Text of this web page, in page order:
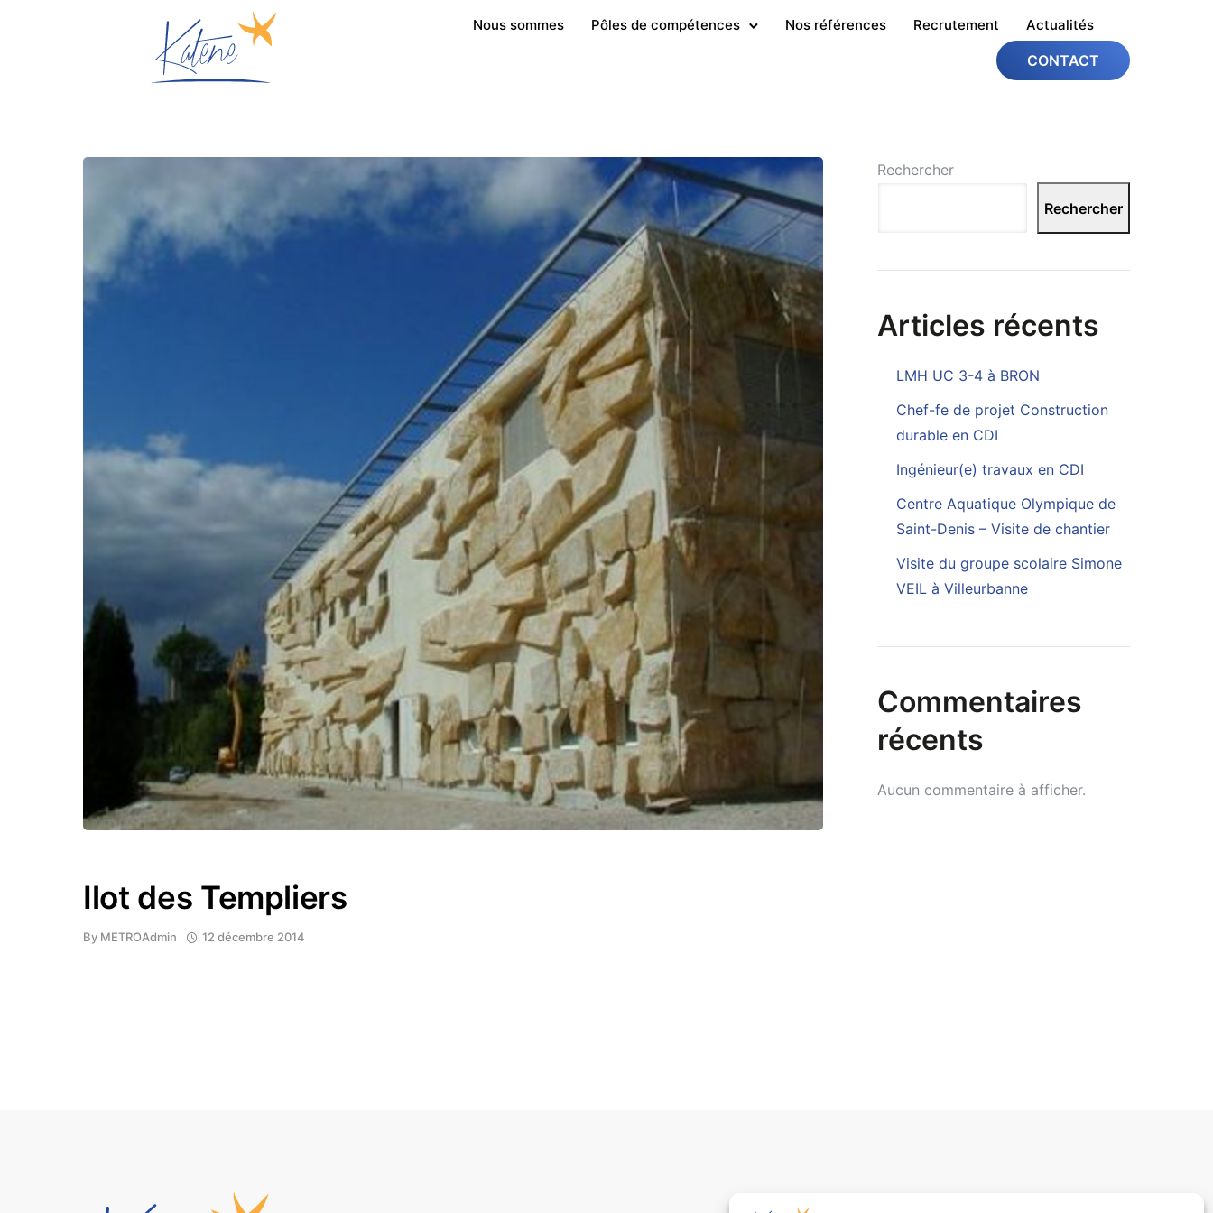
Nous sommes Pôles de compétences Nos références Recrutement Actualités
CONTACT
Ilot des Templiers
By METROAdmin 12 décembre 2014
Rechercher
Rechercher
Articles récents
LMH UC 3-4 à BRON
Chef-fe de projet Construction
durable en CDI
Ingénieur(e) travaux en CDI
Centre Aquatique Olympique de
Saint-Denis – Visite de chantier
Visite du groupe scolaire Simone
VEIL à Villeurbanne
Commentaires
récents
Aucun commentaire à afficher.